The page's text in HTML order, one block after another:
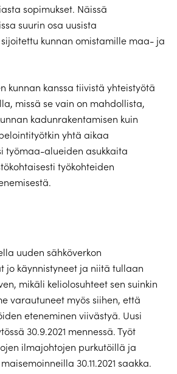
sopimukset. Näissä
suurin osa uusista
kunnan omistamille maa- ja
kunnan kanssa tiivistä yhteistyötä
missä se vain on mahdollista,
kadunrakentamisen kuin
yhtä aikaa
työmaa-alueiden asukkaita
työkohteiden
uuden sähköverkon
jo käynnistyneet ja niitä tullaan
mikäli keliolosuhteet sen suinkin
varautuneet myös siihen, että
eteneminen viivästyä. Uusi
30.9.2021 mennessä. Työt
ilmajohtojen purkutöillä ja
30.11.2021 saakka.